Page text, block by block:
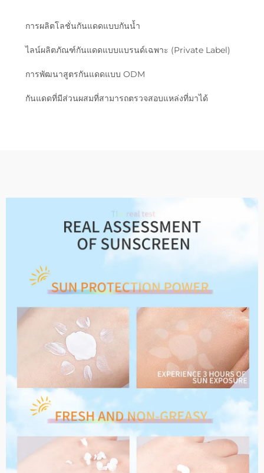
การผลิตโลชั่นกันแดดแบบกันน้ำ
ไลน์ผลิตภัณฑ์กันแดดแบบแบรนด์เฉพาะ (Private Label)
การพัฒนาสูตรกันแดดแบบ ODM
กันแดดที่มีส่วนผสมที่สามารถตรวจสอบแหล่งที่มาได้